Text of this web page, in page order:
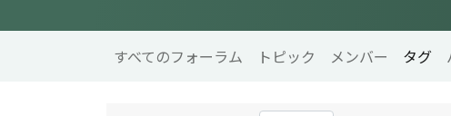
すべてのフォーラム トピック メンバー タグ